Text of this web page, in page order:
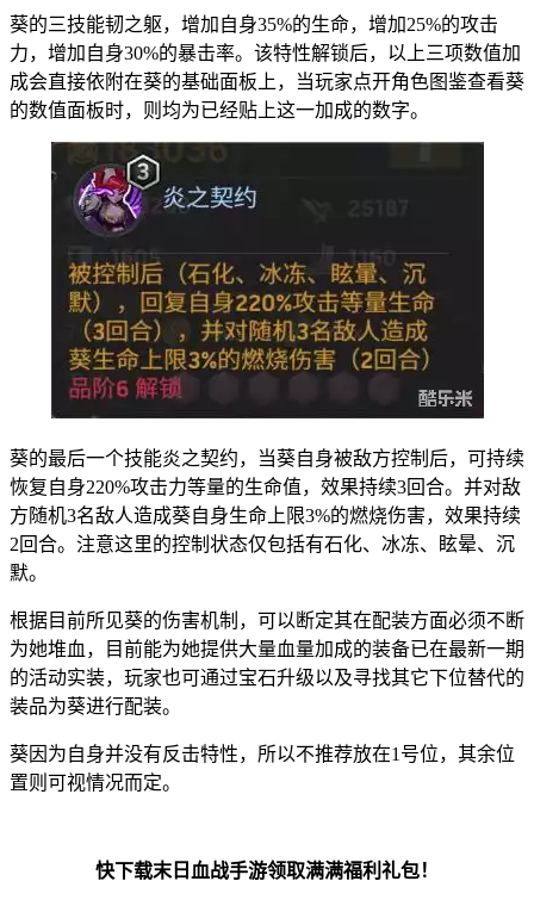
葵的三技能韧之躯，增加自身35%的生命，增加25%的攻击
力，增加自身30%的暴击率。该特性解锁后，以上三项数值加
成会直接依附在葵的基础面板上，当玩家点开角色图鉴查看葵
的数值面板时，则均为已经贴上这一加成的数字。
葵的最后一个技能炎之契约，当葵自身被敌方控制后，可持续
恢复自身220%攻击力等量的生命值，效果持续3回合。并对敌
方随机3名敌人造成葵自身生命上限3%的燃烧伤害，效果持续
2回合。注意这里的控制状态仅包括有石化、冰冻、眩晕、沉
默。
根据目前所见葵的伤害机制，可以断定其在配装方面必须不断
为她堆血，目前能为她提供大量血量加成的装备已在最新一期
的活动实装，玩家也可通过宝石升级以及寻找其它下位替代的
装品为葵进行配装。
葵因为自身并没有反击特性，所以不推荐放在1号位，其余位
置则可视情况而定。
快下载末日血战手游领取满满福利礼包！